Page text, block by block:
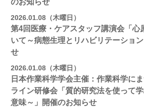
のお知らせ
2026.01.08（木曜日）
第4回医療・ケアスタッフ講演会「心
いて～病態生理とリハビリテーショ
せ
2026.01.08（木曜日）
日本作業科学学会主催：作業科学に
ライン研修会「質的研究法を使って
意味～」開催のお知らせ